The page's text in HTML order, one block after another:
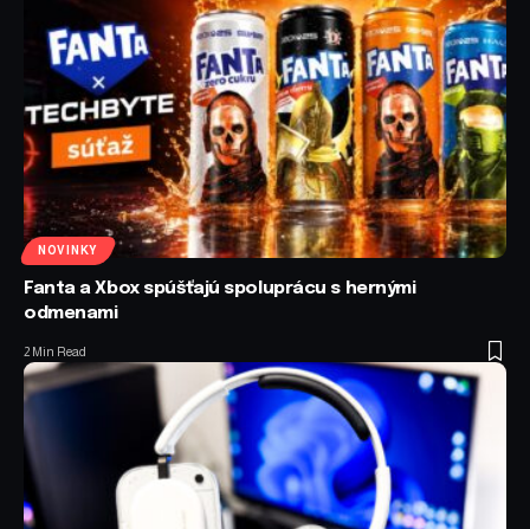
NOVINKY
Fanta a Xbox spúšťajú spoluprácu s hernými
odmenami
2 Min Read